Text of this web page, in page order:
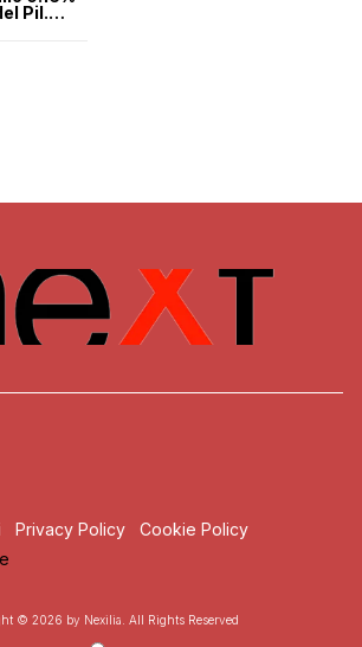
Pil.
Privacy Policy
Cookie Policy
© 2026 by Nexilia. All Rights Reserved